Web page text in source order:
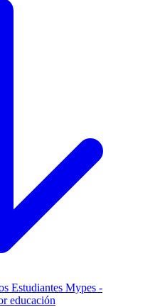
Estudiantes Mypes -
educación